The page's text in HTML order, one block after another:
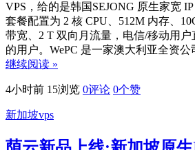
VPS，给的是韩国SEJONG 原生家宽
套餐配置为 2 核 CPU、512M 内存、
带宽、2 T 双向月流量，电信/移动用
的用户。WePC 是一家澳大利亚全资
继续阅读 »
4小时前 15浏览 0评论 0个赞
新加坡vps